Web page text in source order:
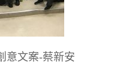
意文案-蔡新安